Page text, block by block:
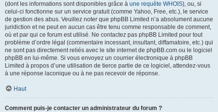
(dont les informations sont disponibles grâce à une requête WHOIS), ou, si
celui-ci fonctionne sur un service gratuit (comme Yahoo, Free, etc.), le service
de gestion des abus. Veuillez noter que phpBB Limited n’a absolument aucune
juridiction et ne peut en aucun cas être tenu comme responsable de comment,
où et par qui ce forum est utilisé. Ne contactez pas phpBB Limited pour tout
problème d’ordre légal (commentaire incessant, insultant, diffamatoire, etc.) qui
ne sont pas directement reliés avec le site internet de phpBB.com ou le logiciel
phpBB en lui-même. Si vous envoyez un courrier électronique à phpBB
Limited à propos d’une utilisation de tierce partie de ce logiciel, attendez-vous
à une réponse laconique ou à ne pas recevoir de réponse.
Haut
Comment puis-je contacter un administrateur du forum ?